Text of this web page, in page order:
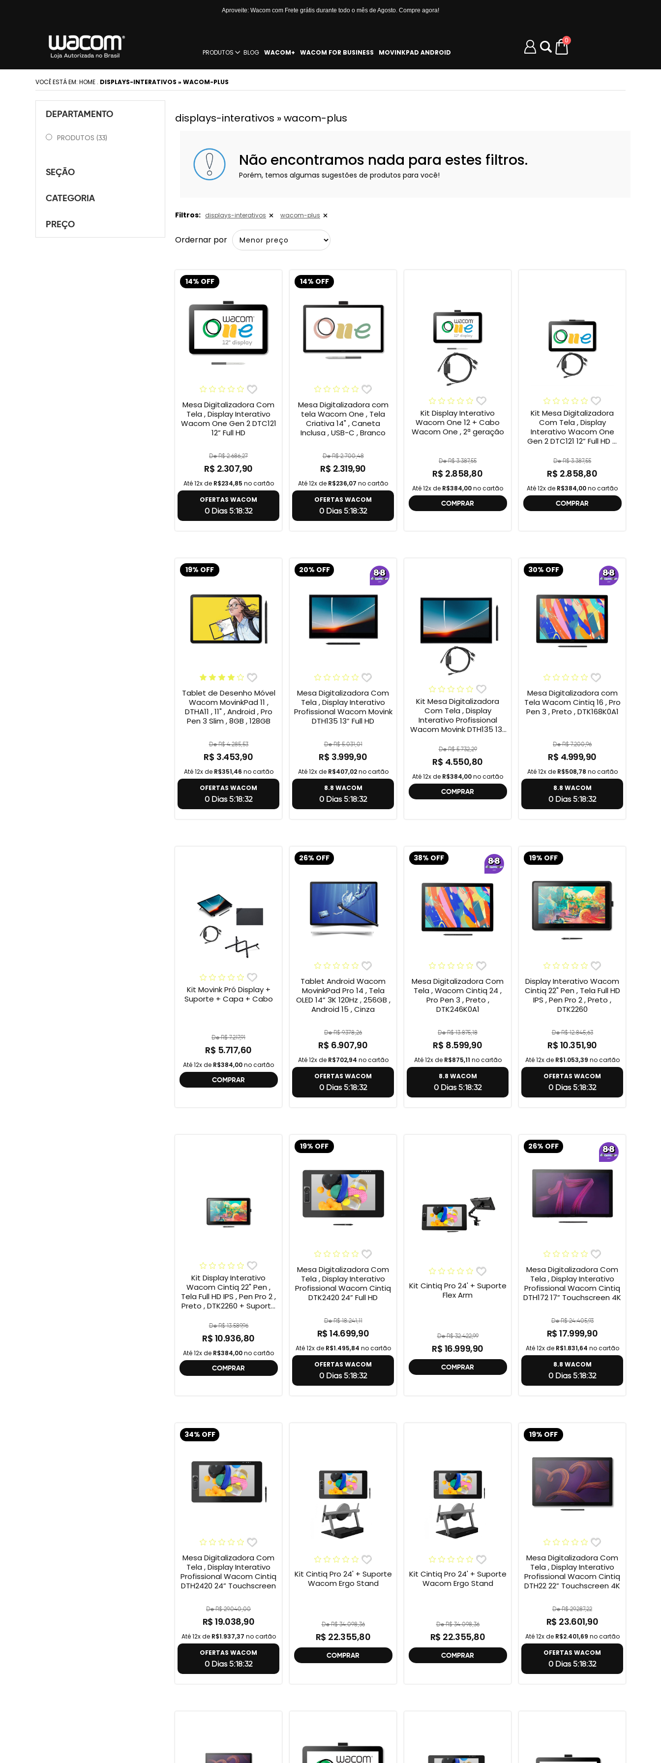
Aproveite: Wacom com Frete grátis durante todo o mês de Agosto. Compre agora!
PRODUTOS BLOG WACOM+ WACOM FOR BUSINESS MOVINKPAD ANDROID
0
VOCÊ ESTÁ EM: HOME . DISPLAYS-INTERATIVOS » WACOM-PLUS
DEPARTAMENTO
PRODUTOS (33)
SEÇÃO
CATEGORIA
PREÇO
displays-interativos » wacom-plus
Não encontramos nada para estes filtros.
Porém, temos algumas sugestões de produtos para você!
Filtros: displays-interativos wacom-plus
Ordernar por
14% OFF
Mesa Digitalizadora Com
Tela , Display Interativo
Wacom One Gen 2 DTC121
12” Full HD
De R$ 2.686,27
R$ 2.307,90
Até 12x de R$234,85 no cartão
OFERTAS WACOM
0 Dias 5:18:31
14% OFF
Mesa Digitalizadora com
tela Wacom One , Tela
Criativa 14" , Caneta
Inclusa , USB-C , Branco
De R$ 2.700,48
R$ 2.319,90
Até 12x de R$236,07 no cartão
OFERTAS WACOM
0 Dias 5:18:31
Kit Display Interativo
Wacom One 12 + Cabo
Wacom One , 2ª geração
De R$ 3.387,55
R$ 2.858,80
Até 12x de R$384,00no cartão
COMPRAR
Kit Mesa Digitalizadora
Com Tela , Display
Interativo Wacom One
Gen 2 DTC121 12” Full HD +
geração , DTC121 ,
DTH134W,
De R$ 3.387,55
R$ 2.858,80
Até 12x de R$384,00no cartão
COMPRAR
19% OFF
Tablet de Desenho Móvel
Wacom MovinkPad 11 ,
DTHA11 , 11" , Android , Pro
Pen 3 Slim , 8GB , 128GB
De R$ 4.285,53
R$ 3.453,90
Até 12x de R$351,46 no cartão
OFERTAS WACOM
0 Dias 5:18:31
20% OFF
Mesa Digitalizadora Com
Tela , Display Interativo
Profissional Wacom Movink
DTH135 13” Full HD
De R$ 5.031,01
R$ 3.999,90
Até 12x de R$407,02no cartão
8.8 WACOM
0 Dias 5:18:31
Kit Mesa Digitalizadora
Com Tela , Display
Interativo Profissional
Wacom Movink DTH135 13”
One , 2ª geração
De R$ 5.732,29
R$ 4.550,80
Até 12x de R$384,00no cartão
COMPRAR
30% OFF
Mesa Digitalizadora com
Tela Wacom Cintiq 16 , Pro
Pen 3 , Preto , DTK168K0A1
De R$ 7.200,96
R$ 4.999,90
Até 12x de R$508,78 no cartão
8.8 WACOM
0 Dias 5:18:31
Kit Movink Pró Display +
Suporte + Capa + Cabo
De R$ 7.217,91
R$ 5.717,60
Até 12x de R$384,00no cartão
COMPRAR
26% OFF
Tablet Android Wacom
MovinkPad Pro 14 , Tela
OLED 14” 3K 120Hz , 256GB ,
Android 15 , Cinza
De R$ 9.378,26
R$ 6.907,90
Até 12x de R$702,94 no cartão
OFERTAS WACOM
0 Dias 5:18:31
38% OFF
Mesa Digitalizadora Com
Tela , Wacom Cintiq 24 ,
Pro Pen 3 , Preto ,
DTK246K0A1
De R$ 13.875,18
R$ 8.599,90
Até 12x de R$875,11 no cartão
8.8 WACOM
0 Dias 5:18:31
19% OFF
Display Interativo Wacom
Cintiq 22" Pen , Tela Full HD
IPS , Pen Pro 2 , Preto ,
DTK2260
De R$ 12.845,63
R$ 10.351,90
Até 12x de R$1.053,39 no cartão
OFERTAS WACOM
0 Dias 5:18:31
Kit Display Interativo
Wacom Cintiq 22" Pen ,
Tela Full HD IPS , Pen Pro 2 ,
Preto , DTK2260 + Suporte
Compatível Cintiq 22"
De R$ 13.589,96
R$ 10.936,80
Até 12x de R$384,00no cartão
COMPRAR
19% OFF
Mesa Digitalizadora Com
Tela , Display Interativo
Profissional Wacom Cintiq
DTK2420 24” Full HD
De R$ 18.241,11
R$ 14.699,90
Até 12x de R$1.495,84 no cartão
OFERTAS WACOM
0 Dias 5:18:31
Kit Cintiq Pro 24' + Suporte
Flex Arm
De R$ 32.422,99
R$ 16.999,90
COMPRAR
26% OFF
Mesa Digitalizadora Com
Tela , Display Interativo
Profissional Wacom Cintiq
DTH172 17” Touchscreen 4K
De R$ 24.405,93
R$ 17.999,90
Até 12x de R$1.831,64 no cartão
8.8 WACOM
0 Dias 5:18:31
34% OFF
Mesa Digitalizadora Com
Tela , Display Interativo
Profissional Wacom Cintiq
DTH2420 24” Touchscreen
De R$ 29.040,00
R$ 19.038,90
Até 12x de R$1.937,37 no cartão
OFERTAS WACOM
0 Dias 5:18:31
Kit Cintiq Pro 24' + Suporte
Wacom Ergo Stand
De R$ 34.098,36
R$ 22.355,80
COMPRAR
Kit Cintiq Pro 24' + Suporte
Wacom Ergo Stand
De R$ 34.098,36
R$ 22.355,80
COMPRAR
19% OFF
Mesa Digitalizadora Com
Tela , Display Interativo
Profissional Wacom Cintiq
DTH22 22” Touchscreen 4K
De R$ 29.287,22
R$ 23.601,90
Até 12x de R$2.401,69 no cartão
OFERTAS WACOM
0 Dias 5:18:31